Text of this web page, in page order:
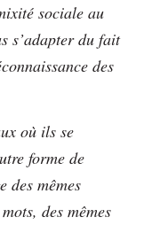
sociale au
s’adapter du fait
des
où ils se
forme de
mêmes
des mêmes